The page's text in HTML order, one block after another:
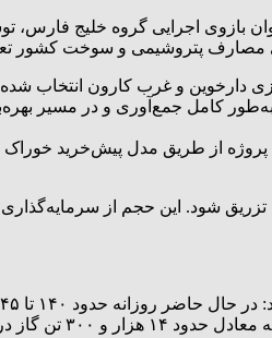
بازوی اجرایی گروه خلیج
برای مصارف پتروشیمی و سوخت
دارخوین و غرب کارون انتخاب شده
کامل جمع‌آوری و در مسیر
از طریق مدل پیش‌خرید خوراک
به حدود ۲۰۰ میلیون دلار سرمایه‌گذاری نیاز دارد که باید طی ۲۵ ماه